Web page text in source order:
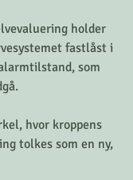
holder
fastlåst i
som
hvor kroppens
tolkes som en ny,